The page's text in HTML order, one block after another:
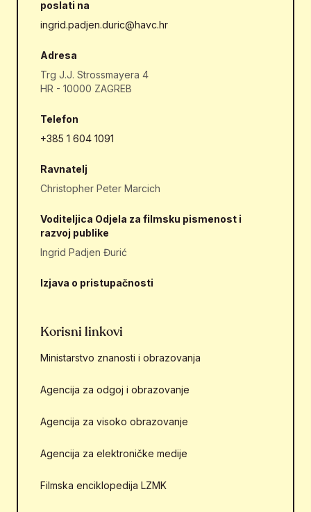
poslati na
ingrid.padjen.duric@havc.hr
Adresa
Trg J.J. Strossmayera 4
HR - 10000 ZAGREB
Telefon
+385 1 604 1091
Ravnatelj
Christopher Peter Marcich
Voditeljica Odjela za filmsku pismenost i
razvoj publike
Ingrid Padjen Đurić
Izjava o pristupačnosti
Korisni linkovi
Ministarstvo znanosti i obrazovanja
Agencija za odgoj i obrazovanje
Agencija za visoko obrazovanje
Agencija za elektroničke medije
Filmska enciklopedija LZMK